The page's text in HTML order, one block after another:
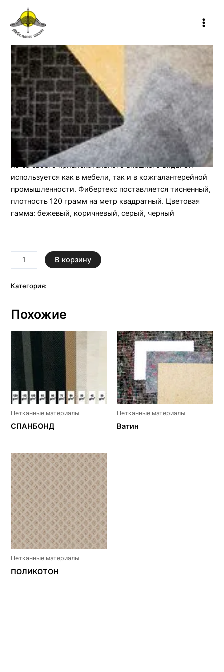
Перейти
содержимому
Нетканные материалы
ФАБЕРТЕКС
₽0
Этот нетканный материал получил широкое
распространение в последнее время главным образом
из-за своего привлекательного внешнего вида. Он
используется как в мебели, так и в кожгалантерейной
промышленности. Фибертекс поставляется тисненный,
плотность 120 грамм на метр квадратный. Цветовая
гамма: бежевый, коричневый, серый, черный
Количество
товара
ФАБЕРТЕКС
В корзину
Категория:
Похожие
Нетканные материалы
СПАНБОНД
Нетканные материалы
Ватин
Нетканные материалы
ПОЛИКОТОН